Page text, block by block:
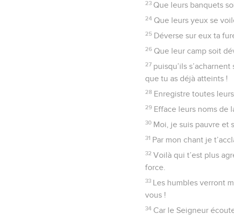
23 Que leurs banquets
24 Que leurs yeux se
25 Déverse sur eux ta
26 Que leur camp soit
27 puisqu’ils
que tu as déjà atteints !
28 Enregistre toutes
29 Efface leurs noms de
30 Moi, je suis pauvre et
31 Par mon chant je
32 Voilà qui t’est plus
force.
33 Les humbles verront
vous !
34 Car le Seigneur